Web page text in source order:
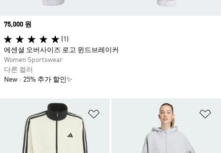
Price
75,000 원
(1)
에센셜 오버사이즈 로고 윈드브레이커
Women Sportswear
다른 컬러
New
25% 추가 할인✨